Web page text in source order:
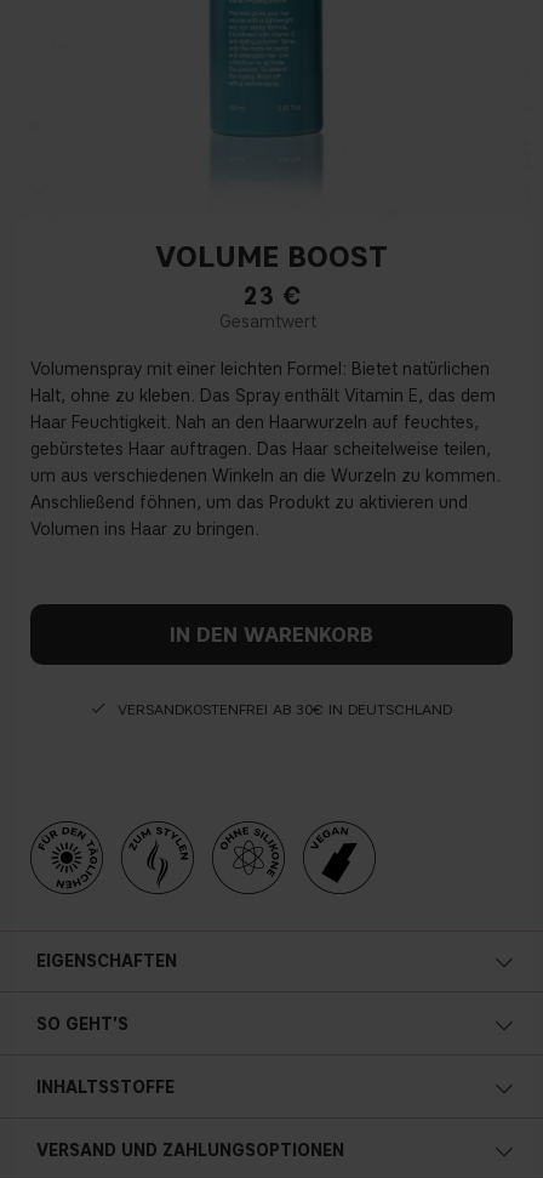
VOLUME BOOST
23 €
Volumenspray mit einer leichten Formel: Bietet natürlichen
Halt, ohne zu kleben. Das Spray enthält Vitamin E, das dem
Haar Feuchtigkeit. Nah an den Haarwurzeln auf feuchtes,
gebürstetes Haar auftragen. Das Haar scheitelweise teilen,
um aus verschiedenen Winkeln an die Wurzeln zu kommen.
Anschließend föhnen, um das Produkt zu aktivieren und
Volumen ins Haar zu bringen.
IN DEN WARENKORB
VERSANDKOSTENFREI AB 30€ IN DEUTSCHLAND
EIGENSCHAFTEN
SO GEHT'S
INHALTSSTOFFE
VERSAND UND ZAHLUNGSOPTIONEN